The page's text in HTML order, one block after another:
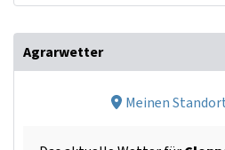
Agrarwetter
Meinen